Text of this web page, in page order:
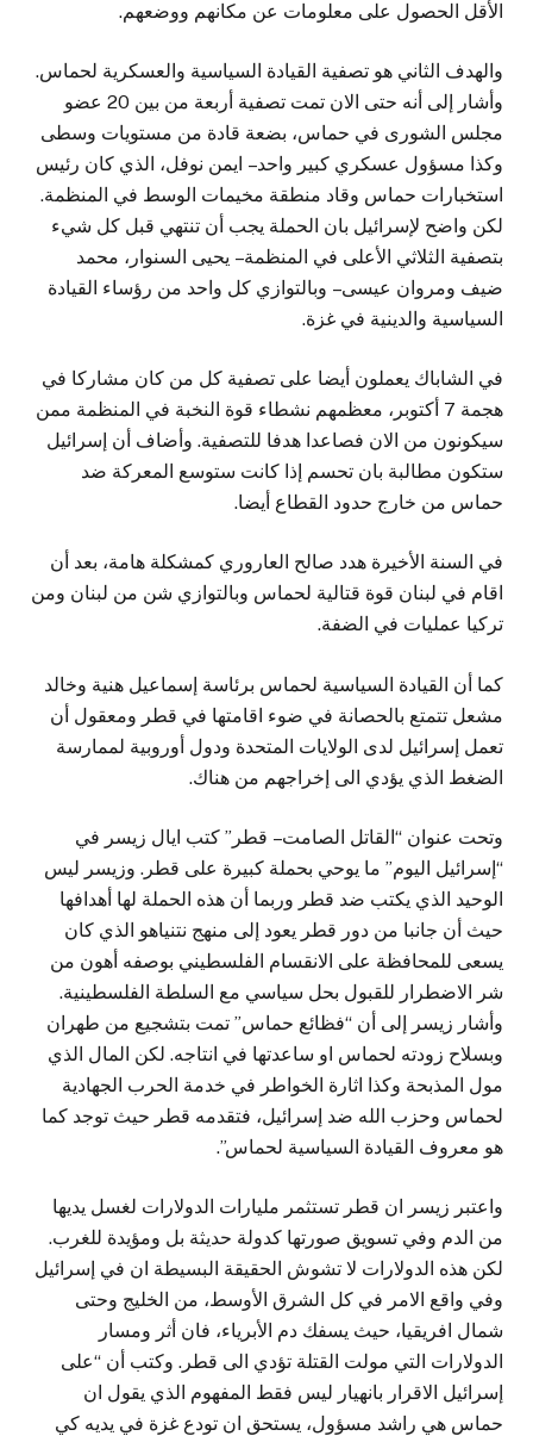
الأقل الحصول على معلومات عن مكانهم ووضعهم.
والهدف الثاني هو تصفية القيادة السياسية والعسكرية لحماس.
وأشار إلى أنه حتى الان تمت تصفية أربعة من بين 20 عضو
مجلس الشورى في حماس، بضعة قادة من مستويات وسطى
وكذا مسؤول عسكري كبير واحد – ايمن نوفل، الذي كان رئيس
استخبارات حماس وقاد منطقة مخيمات الوسط في المنظمة.
لكن واضح لإسرائيل بان الحملة يجب أن تنتهي قبل كل شيء
بتصفية الثلاثي الأعلى في المنظمة – يحيى السنوار، محمد
ضيف ومروان عيسى – وبالتوازي كل واحد من رؤساء القيادة
السياسية والدينية في غزة.
في الشاباك يعملون أيضا على تصفية كل من كان مشاركا في
هجمة 7 أكتوبر، معظمهم نشطاء قوة النخبة في المنظمة ممن
سيكونون من الان فصاعدا هدفا للتصفية. وأضاف أن إسرائيل
ستكون مطالبة بان تحسم إذا كانت ستوسع المعركة ضد
حماس من خارج حدود القطاع أيضا.
في السنة الأخيرة هدد صالح العاروري كمشكلة هامة، بعد أن
اقام في لبنان قوة قتالية لحماس وبالتوازي شن من لبنان ومن
تركيا عمليات في الضفة.
كما أن القيادة السياسية لحماس برئاسة إسماعيل هنية وخالد
مشعل تتمتع بالحصانة في ضوء اقامتها في قطر ومعقول أن
تعمل إسرائيل لدى الولايات المتحدة ودول أوروبية لممارسة
الضغط الذي يؤدي الى إخراجهم من هناك.
وتحت عنوان “القاتل الصامت – قطر” كتب ايال زيسر في
“إسرائيل اليوم” ما يوحي بحملة كبيرة على قطر. وزيسر ليس
الوحيد الذي يكتب ضد قطر وربما أن هذه الحملة لها أهدافها
حيث أن جانبا من دور قطر يعود إلى منهج نتنياهو الذي كان
يسعى للمحافظة على الانقسام الفلسطيني بوصفه أهون من
شر الاضطرار للقبول بحل سياسي مع السلطة الفلسطينية.
وأشار زيسر إلى أن “فظائع حماس” تمت بتشجيع من طهران
وبسلاح زودته لحماس او ساعدتها في انتاجه. لكن المال الذي
مول المذبحة وكذا اثارة الخواطر في خدمة الحرب الجهادية
لحماس وحزب الله ضد إسرائيل، فتقدمه قطر حيث توجد كما
هو معروف القيادة السياسية لحماس”.
واعتبر زيسر ان قطر تستثمر مليارات الدولارات لغسل يديها
من الدم وفي تسويق صورتها كدولة حديثة بل ومؤيدة للغرب.
لكن هذه الدولارات لا تشوش الحقيقة البسيطة ان في إسرائيل
وفي واقع الامر في كل الشرق الأوسط، من الخليج وحتى
شمال افريقيا، حيث يسفك دم الأبرياء، فان أثر ومسار
الدولارات التي مولت القتلة تؤدي الى قطر. وكتب أن “على
إسرائيل الاقرار بانهيار ليس فقط المفهوم الذي يقول ان
حماس هي راشد مسؤول، يستحق ان تودع غزة في يديه كي